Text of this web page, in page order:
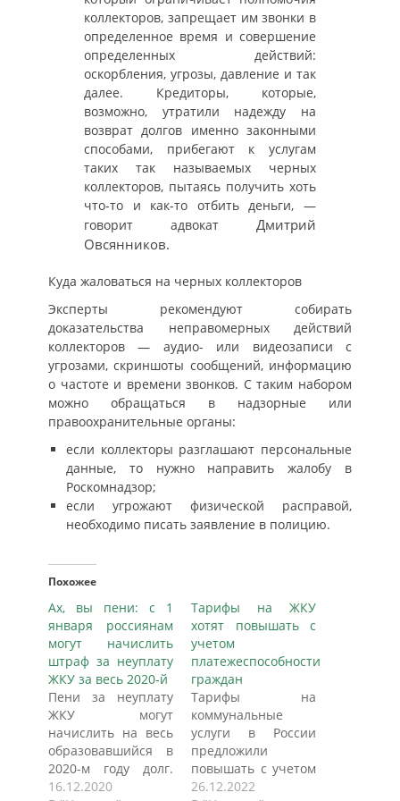
коллекторов, запрещает им звонки в
определенное время и совершение
определенных действий:
оскорбления, угрозы, давление и так
далее. Кредиторы, которые,
возможно, утратили надежду на
возврат долгов именно законными
способами, прибегают к услугам
таких так называемых черных
коллекторов, пытаясь получить хоть
что-то и как-то отбить деньги, —
говорит адвокат Дмитрий
Овсянников.
Куда жаловаться на черных коллекторов
Эксперты рекомендуют собирать
доказательства неправомерных действий
коллекторов — аудио- или видеозаписи с
угрозами, скриншоты сообщений, информацию
о частоте и времени звонков. С таким набором
можно обращаться в надзорные или
правоохранительные органы:
если коллекторы разглашают персональные
данные, то нужно направить жалобу в
Роскомнадзор;
если угрожают физической расправой,
необходимо писать заявление в полицию.
Похожее
Ах, вы пени: с 1
января россиянам
могут начислить
штраф за неуплату
ЖКУ за весь 2020-й
Пени за неуплату
ЖКУ могут
начислить на весь
образовавшийся в
2020-м году долг.
При введении
16.12.2020
Тарифы на ЖКУ
хотят повышать с
учетом
платежеспособности
граждан
Тарифы на
коммунальные
услуги в России
предложили
повышать с учетом
платежеспособности
26.12.2022